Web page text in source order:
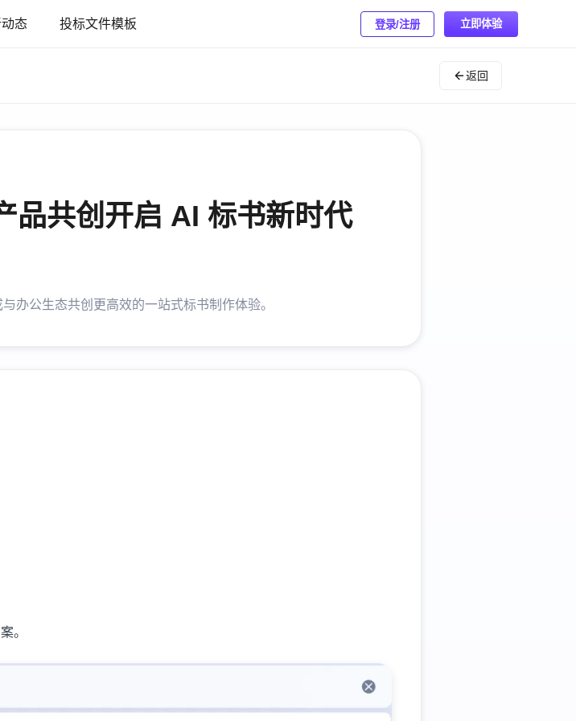
态 投标文件模板 登录/注册 立即体验
返回
品共创开启 AI 标书新时代
办公生态共创更高效的一站式标书制作体验。
。